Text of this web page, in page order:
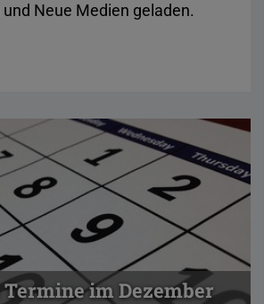
Neue Medien geladen.
Termine im Dezember